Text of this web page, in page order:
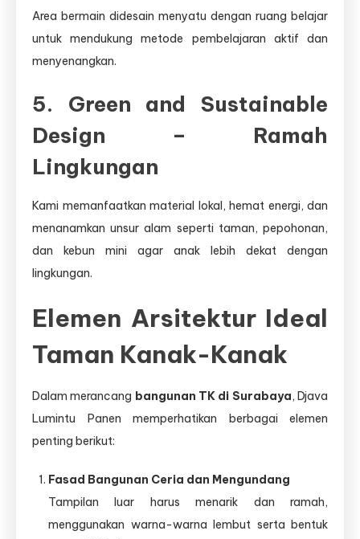
Area bermain didesain menyatu dengan ruang belajar
untuk mendukung metode pembelajaran aktif dan
menyenangkan.
5. Green and Sustainable
Design – Ramah
Lingkungan
Kami memanfaatkan material lokal, hemat energi, dan
menanamkan unsur alam seperti taman, pepohonan,
dan kebun mini agar anak lebih dekat dengan
lingkungan.
Elemen Arsitektur Ideal
Taman Kanak-Kanak
Dalam merancang bangunan TK di Surabaya, Djava
Lumintu Panen memperhatikan berbagai elemen
penting berikut:
Fasad Bangunan Ceria dan Mengundang
Tampilan luar harus menarik dan ramah,
menggunakan warna-warna lembut serta bentuk